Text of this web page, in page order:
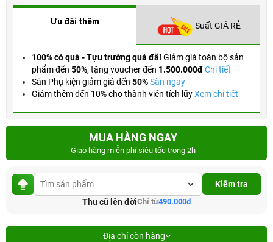
Ưu đãi thêm Suất GIÁ RẺ
100% có quà - Tựu trường quá đã! Giảm giá toàn bộ sản
phẩm đến 50%, tặng voucher đến 1.500.000đChi tiết
Săn Phụ kiện giảm giá đến 50%Săn ngay
Giảm thêm đến 10% cho thành viên tích lũyXem chi tiết
MUA HÀNG NGAY
Giao hàng miễn phí siêu tốc trong 2h
Kiểm tra
Thu cũ lên đờiChỉ từ490.000đ
Địa chỉ còn hàng